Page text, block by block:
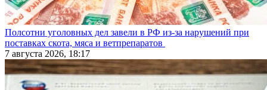
Полсотни уголовных дел завели в РФ из-за нарушений при
поставках скота, мяса и ветпрепаратов
7 августа 2026, 18:17